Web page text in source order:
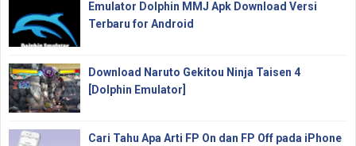
Emulator Dolphin MMJ Apk Download Versi
Terbaru for Android
Download Naruto Gekitou Ninja Taisen 4
[Dolphin Emulator]
Cari Tahu Apa Arti FP On dan FP Off pada iPhone